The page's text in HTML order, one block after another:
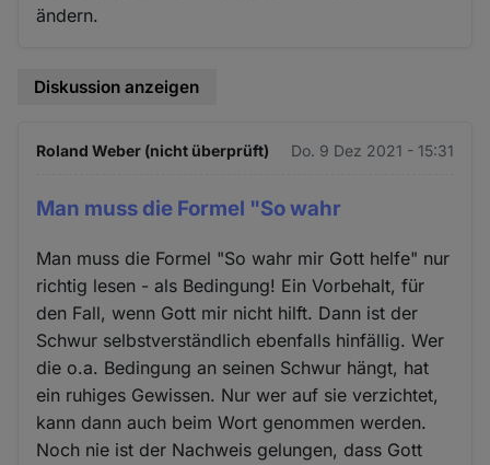
ändern.
Diskussion anzeigen
Roland Weber (nicht überprüft) Do. 9 Dez 2021 - 15:31
Man muss die Formel "So wahr
Man muss die Formel "So wahr mir Gott helfe" nur
richtig lesen - als Bedingung! Ein Vorbehalt, für
den Fall, wenn Gott mir nicht hilft. Dann ist der
Schwur selbstverständlich ebenfalls hinfällig. Wer
die o.a. Bedingung an seinen Schwur hängt, hat
ein ruhiges Gewissen. Nur wer auf sie verzichtet,
kann dann auch beim Wort genommen werden.
Noch nie ist der Nachweis gelungen, dass Gott